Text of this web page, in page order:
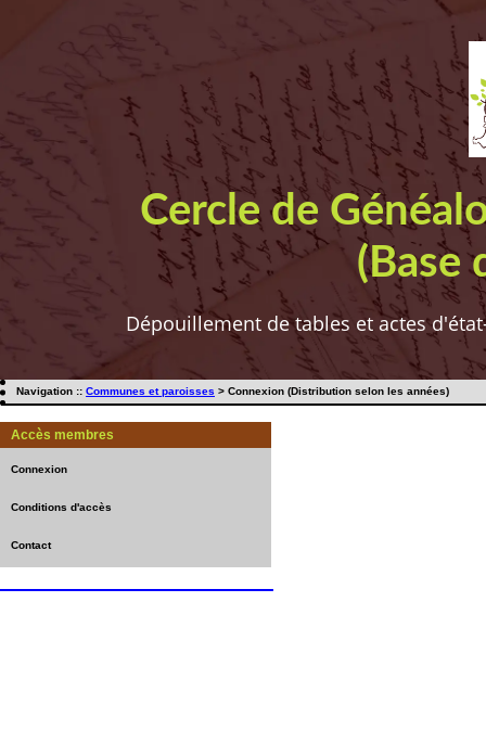
Cercle de
(Base
Dépouillement de tables et actes
Navigation :: Communes et paroisses > Connexion (Distribution selon les années)
Accès membres
Connexion
Conditions d'accès
Contact